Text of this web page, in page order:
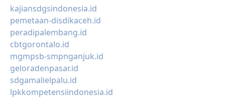
kajiansdgsindonesia.id
pemetaan-disdikaceh.id
peradipalembang.id
cbtgorontalo.id
mgmpsb-smpnganjuk.id
geloradenpasar.id
sdgamalielpalu.id
lpkkompetensiindonesia.id